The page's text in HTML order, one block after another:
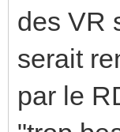
des VR
serait
par le